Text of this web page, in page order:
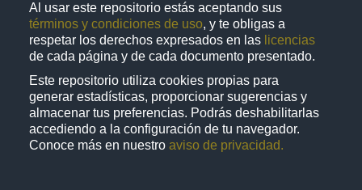
Al usar este repositorio estás aceptando sus
términos y condiciones de uso, y te obligas a
respetar los derechos expresados en las licencias
de cada página y de cada documento presentado.
Este repositorio utiliza cookies propias para
generar estadísticas, proporcionar sugerencias y
almacenar tus preferencias. Podrás deshabilitarlas
accediendo a la configuración de tu navegador.
Conoce más en nuestro aviso de privacidad.
Trabajo de grado